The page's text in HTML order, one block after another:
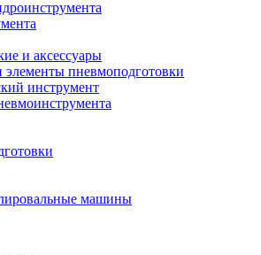
и аксессуары
пневмоподготовки
инструмент
машины